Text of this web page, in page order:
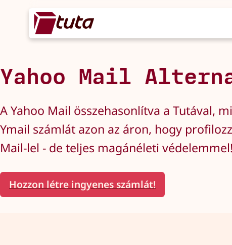
Yahoo Mail
A Yahoo Mail összehasonlítva a Tutával,
Ymail számlát azon az áron, hogy
Mail-lel - de teljes magánéleti védelemmel!
Hozzon létre ingyenes számlát!